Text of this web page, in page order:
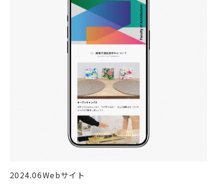
2024.06Webサイト